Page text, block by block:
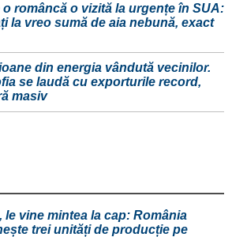
româncă o vizită la urgențe în SUA:
la vreo sumă de aia nebună, exact
din energia vândută vecinilor.
se laudă cu exporturile record,
masiv
le vine mintea la cap: România
trei unități de producție pe